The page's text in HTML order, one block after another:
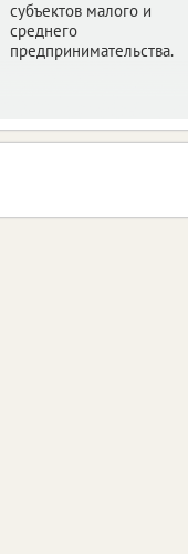
субъектов малого и
среднего
предпринимательства.